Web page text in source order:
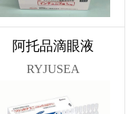
阿托品滴眼液
RYJUSEA